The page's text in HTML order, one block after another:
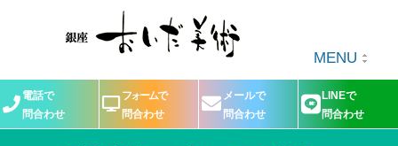
MENU
電話で
問合わせ
フォームで
問合わせ
メールで
問合わせ
LINEで
問合わせ